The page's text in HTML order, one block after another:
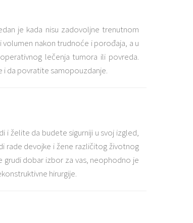
je kada nisu zadovoljne trenutnom
nakon trudnoće i porođaja, a u
lečenja tumora ili povreda.
i da povratite samopouzdanje.
i želite da budete sigurniji u svoj izgled,
rade devojke i žene različitog životnog
dobar izbor za vas, neophodno je
hirurgije.